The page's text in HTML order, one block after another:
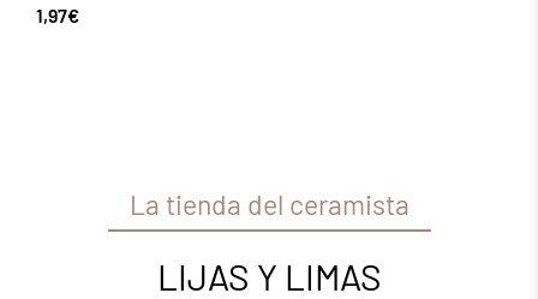
1,97€
La tienda del ceramista
LIJAS Y LIMAS